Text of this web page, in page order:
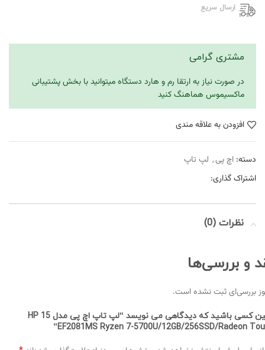
ارسال سریع
مشتری گرامی
در صورت نیاز به ارتقا رم و هارد دستگاه میتوانید با بخش پشتیبانی
ماکسیموس هماهنگ کنید
افزودن به علاقه مندی
دسته: اچ پی, لپ تاپ
اشتراک گذاری:
نظرات (0)
و بررسی‌ها
بررسی‌ای ثبت نشده است.
اولین کسی باشید که دیدگاهی می نویسد “لپ تاپ اچ پی مدل HP 15
EF2081MS Ryzen 7-5700U/12GB/256SSD/Radeon